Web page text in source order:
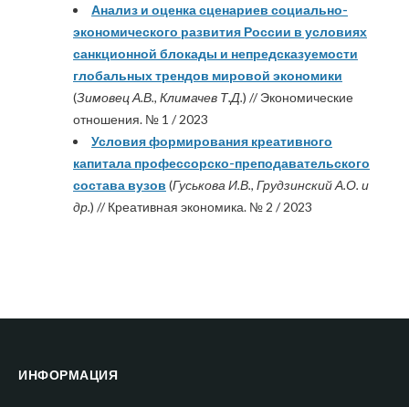
Анализ и оценка сценариев социально-
экономического развития России в условиях
санкционной блокады и непредсказуемости
глобальных трендов мировой экономики
(Зимовец А.В., Климачев Т.Д.) // Экономические
отношения. № 1 / 2023
Условия формирования креативного
капитала профессорско-преподавательского
состава вузов (Гуськова И.В., Грудзинский А.О. и
др.) // Креативная экономика. № 2 / 2023
ИНФОРМАЦИЯ